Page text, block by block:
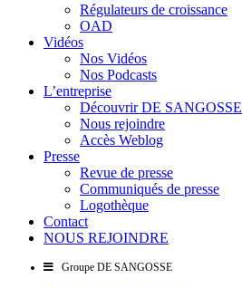
Régulateurs de croissance
OAD
Vidéos
Nos Vidéos
Nos Podcasts
L’entreprise
Découvrir DE SANGOSSE
Nous rejoindre
Accès Weblog
Presse
Revue de presse
Communiqués de presse
Logothèque
Contact
NOUS REJOINDRE
Groupe DE SANGOSSE